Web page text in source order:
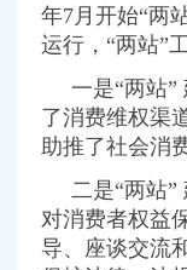
年7月开始“两
运行，“两站”
一是“两站”
了消费维权渠
助推了社会消
二是“两站”
对消费者权益
导、座谈交流